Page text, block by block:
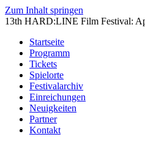
Zum Inhalt springen
13th HARD:LINE Film Festival:
Startseite
Programm
Tickets
Spielorte
Festivalarchiv
Einreichungen
Neuigkeiten
Partner
Kontakt